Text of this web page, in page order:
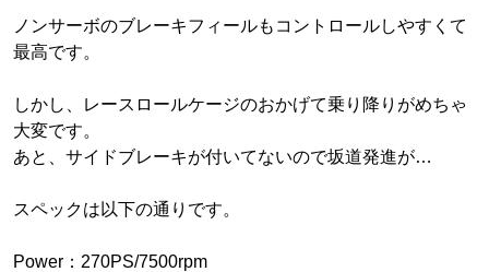
ノンサーボのブレーキフィールもコントロールしやすくて
最高です。
しかし、レースロールケージのおかげて乗り降りがめちゃ
大変です。
あと、サイドブレーキが付いてないので坂道発進が…
スペックは以下の通りです。
Power：270PS/7500rpm